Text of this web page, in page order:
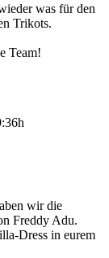
was für den
Trikots.
Team!
wir die
Freddy Adu.
Dress in eurem